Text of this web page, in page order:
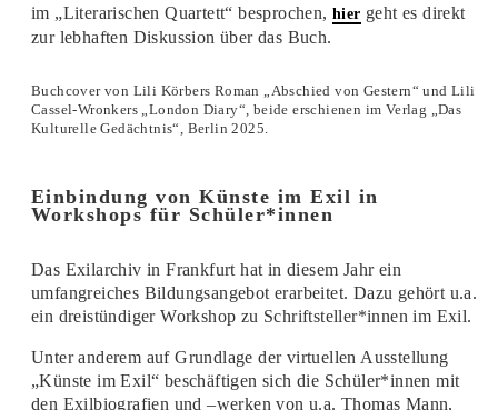
im „Literarischen Quartett“ besprochen, hier geht es direkt
zur lebhaften Diskussion über das Buch.
Buchcover von Lili Körbers Roman „Abschied von Gestern“ und Lili
Cassel-Wronkers „London Diary“, beide erschienen im Verlag „Das
Kulturelle Gedächtnis“, Berlin 2025.
Einbindung von Künste im Exil in
Workshops für Schüler*innen
Das Exilarchiv in Frankfurt hat in diesem Jahr ein
umfangreiches Bildungsangebot erarbeitet. Dazu gehört u.a.
ein dreistündiger Workshop zu Schriftsteller*innen im Exil.
Unter anderem auf Grundlage der virtuellen Ausstellung
„Künste im Exil“ beschäftigen sich die Schüler*innen mit
den Exilbiografien und –werken von u.a. Thomas Mann,